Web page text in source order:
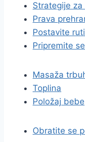
Strategije
Prava
Postavite
Pripremite
Masaža
Toplina
Položaj bebe
Obratite se